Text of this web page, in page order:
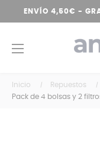
ENVÍO 4,50€ -
Navegación
☰
Inicio Repuestos
Pack de 4 bolsas y 2